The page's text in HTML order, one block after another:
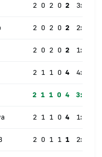
2 0 2 0 2 3:3
2 0 2 0 2 2:2
2 0 2 0 2 1:1
2 1 1 0 4 4:2
2 1 1 0 4 3:2
2 1 1 0 4 1:0
2 0 1 1 1 2:3